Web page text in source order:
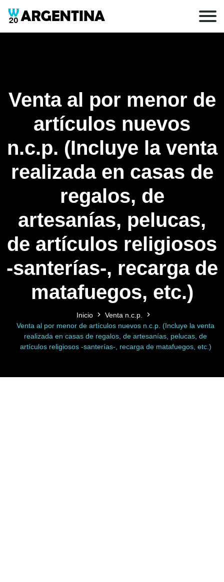
Venta al por menor de
artículos nuevos
n.c.p. (Incluye la venta
realizada en casas de
regalos, de
artesanías, pelucas,
de artículos religiosos
-santerías-, recarga de
matafuegos, etc.)
Inicio
Venta n.c.p.
Venta al por menor de artículos nuevos n.c.p. (Incluye la venta
realizada en casas de regalos, de artesanías, pelucas, de
artículos religiosos -santerías-, recarga de matafuegos, etc.)